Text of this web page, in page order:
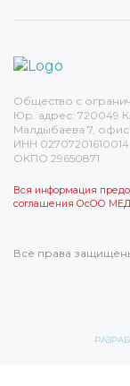
Общество с
Юр. адрес: 720049
Малдыбаева 7, офис
ИНН 02707201610014
ОКПО 29650871
Вся информация
соглашения ОсОО
Все права